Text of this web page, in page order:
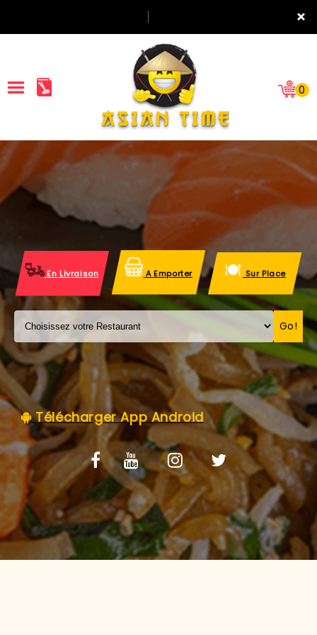
×
ACCUEIL
LA CARTE
VOS AVIS
MENTIONS LÉGALES
C.G.V
0
En Livraison A Emporter Sur Place
Go!
Télécharger App Android